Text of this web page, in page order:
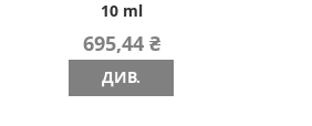
10 ml
695,44 ₴
ДИВ.